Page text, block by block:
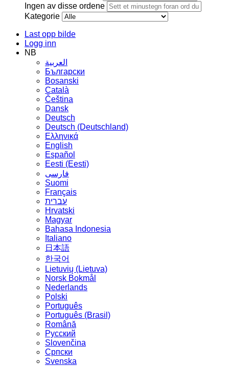
Ingen av disse ordene
Kategorie
Last opp bilde
Logg inn
NB
العربية
Български
Bosanski
Сatalà
Čeština
Dansk
Deutsch
Deutsch (Deutschland)
Ελληνικά
English
Español
Eesti (Eesti)
فارسی
Suomi
Français
עברית
Hrvatski
Magyar
Bahasa Indonesia
Italiano
日本語
한국어
Lietuvių (Lietuva)
‪Norsk Bokmål‬
Nederlands
Polski
Português
Português (Brasil)
Română
Русский
Slovenčina
Српски
Svenska